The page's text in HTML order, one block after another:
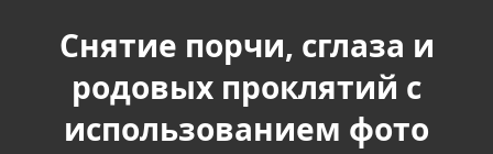
Снятие порчи, сглаза и
родовых проклятий с
использованием фото